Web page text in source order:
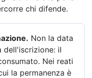
chi difende.
Non la data
dell'iscrizione: il
Nei reati
la permanenza è